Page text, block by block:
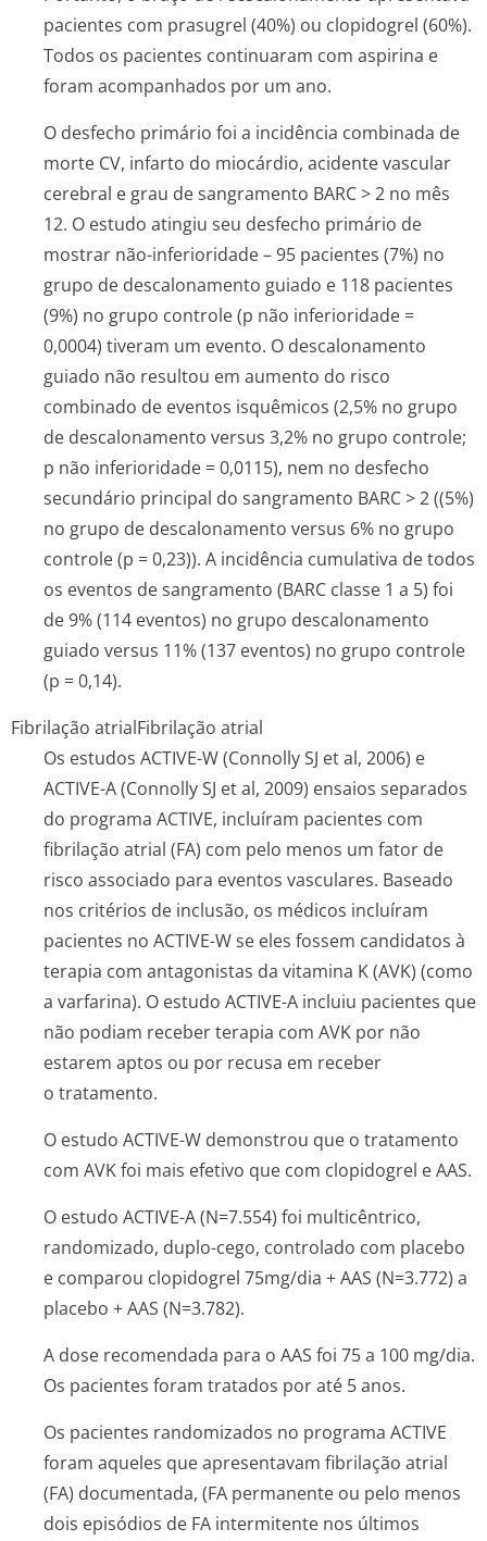
pacientes com prasugrel (40%) ou clopidogrel (60%).
Todos os pacientes continuaram com aspirina e
foram acompanhados por um ano.
O desfecho primário foi a incidência combinada de
morte CV, infarto do miocárdio, acidente vascular
cerebral e grau de sangramento BARC > 2 no mês
12. O estudo atingiu seu desfecho primário de
mostrar não-inferioridade – 95 pacientes (7%) no
grupo de descalonamento guiado e 118 pacientes
(9%) no grupo controle (p não inferioridade =
0,0004) tiveram um evento. O descalonamento
guiado não resultou em aumento do risco
combinado de eventos isquêmicos (2,5% no grupo
de descalonamento versus 3,2% no grupo controle;
p não inferioridade = 0,0115), nem no desfecho
secundário principal do sangramento BARC > 2 ((5%)
no grupo de descalonamento versus 6% no grupo
controle (p = 0,23)). A incidência cumulativa de todos
os eventos de sangramento (BARC classe 1 a 5) foi
de 9% (114 eventos) no grupo descalonamento
guiado versus 11% (137 eventos) no grupo controle
(p = 0,14).
Fibrilação atrialFibrilação atrial
Os estudos ACTIVE-W (Connolly SJ et al, 2006) e
ACTIVE-A (Connolly SJ et al, 2009) ensaios separados
do programa ACTIVE, incluíram pacientes com
fibrilação atrial (FA) com pelo menos um fator de
risco associado para eventos vasculares. Baseado
nos critérios de inclusão, os médicos incluíram
pacientes no ACTIVE-W se eles fossem candidatos à
terapia com antagonistas da vitamina K (AVK) (como
a varfarina). O estudo ACTIVE-A incluiu pacientes que
não podiam receber terapia com AVK por não
estarem aptos ou por recusa em receber
o tratamento.
O estudo ACTIVE-W demonstrou que o tratamento
com AVK foi mais efetivo que com clopidogrel e AAS.
O estudo ACTIVE-A (N=7.554) foi multicêntrico,
randomizado, duplo-cego, controlado com placebo
e comparou clopidogrel 75mg/dia + AAS (N=3.772) a
placebo + AAS (N=3.782).
A dose recomendada para o AAS foi 75 a 100 mg/dia.
Os pacientes foram tratados por até 5 anos.
Os pacientes randomizados no programa ACTIVE
foram aqueles que apresentavam fibrilação atrial
(FA) documentada, (FA permanente ou pelo menos
dois episódios de FA intermitente nos últimos